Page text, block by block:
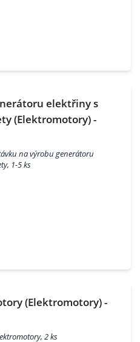
elektřiny s
(Elektromotory) -
na výrobu generátoru
1-5 ks
(Elektromotory) -
2 ks